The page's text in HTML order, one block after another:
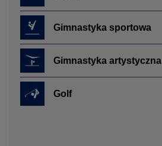
Gimnastyka sportowa
Gimnastyka artystyczna
Golf